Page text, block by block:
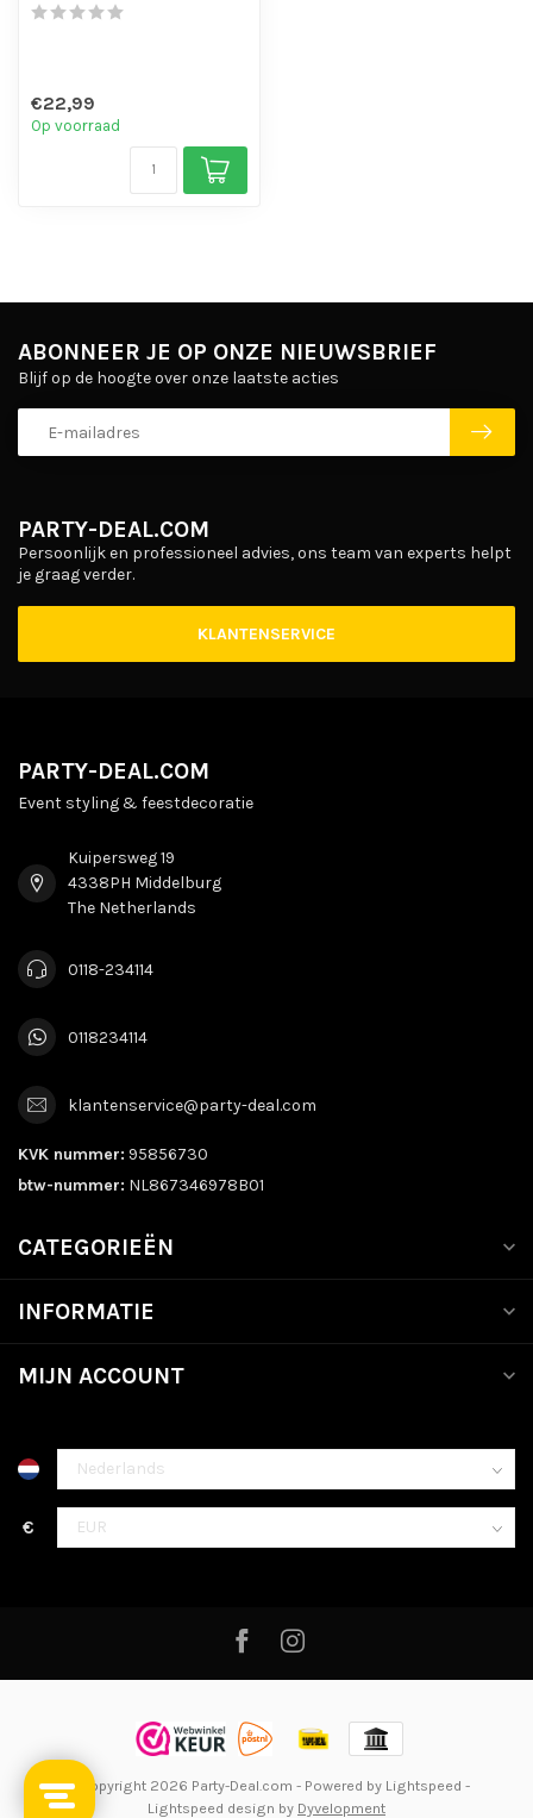
€22,99
Op voorraad
PARTY-DEAL.COM
Persoonlijk en professioneel advies, ons team van experts helpt
je graag verder.
KLANTENSERVICE
ABONNEER JE OP ONZE NIEUWSBRIEF
Blijf op de hoogte over onze laatste acties
PARTY-DEAL.COM
Event styling & feestdecoratie
Kuipersweg 19
4338PH Middelburg
The Netherlands
0118-234114
0118234114
klantenservice@party-deal.com
KVK nummer: 95856730
btw-nummer: NL867346978B01
CATEGORIEËN
INFORMATIE
MIJN ACCOUNT
€
© Copyright 2026 Party-Deal.com - Powered by Lightspeed -
Lightspeed design by Dyvelopment